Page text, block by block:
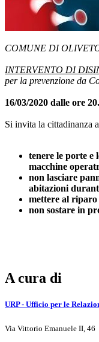
COMUNE DI
INTERVENTO DI
per la prevenzione da
16/03/2020 dalle ore
Si invita la cittadinanza
tenere le porte e
macchine
non lasciare
abitazioni
mettere al riparo
non sostare in
A cura di
URP - Ufficio per le
Via Vittorio Emanuele II, 46